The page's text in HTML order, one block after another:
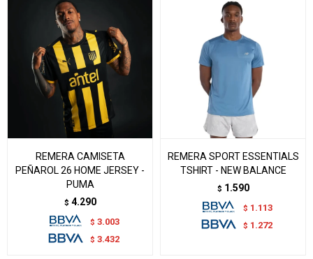
REMERA CAMISETA
PEÑAROL 26 HOME JERSEY -
PUMA
$ 4.290
$ 3.003
$ 3.432
REMERA SPORT ESSENTIALS
TSHIRT - NEW BALANCE
$ 1.590
$ 1.113
$ 1.272